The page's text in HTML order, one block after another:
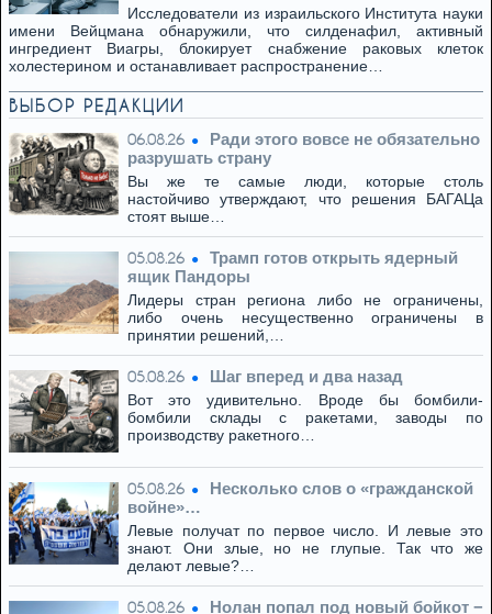
Исследователи из израильского Института науки
имени Вейцмана обнаружили, что силденафил, активный
ингредиент Виагры, блокирует снабжение раковых клеток
холестерином и останавливает распространение…
ВЫБОР РЕДАКЦИИ
06.08.26
Ради этого вовсе не обязательно
разрушать страну
Вы же те самые люди, которые столь
настойчиво утверждают, что решения БАГАЦа
стоят выше…
05.08.26
Трамп готов открыть ядерный
ящик Пандоры
Лидеры стран региона либо не ограничены,
либо очень несущественно ограничены в
принятии решений,…
05.08.26 Шаг вперед и два назад
Вот это удивительно. Вроде бы бомбили-
бомбили склады с ракетами, заводы по
производству ракетного…
05.08.26
Несколько слов о «гражданской
войне»…
Левые получат по первое число. И левые это
знают. Они злые, но не глупые. Так что же
делают левые?…
05.08.26 Нолан попал под новый бойкот −